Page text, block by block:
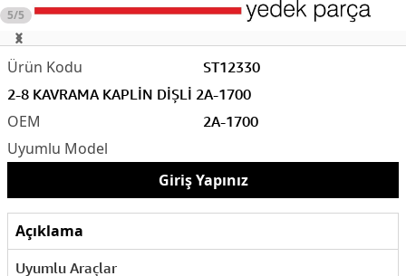
5/5
ST12330
2A-1700
2-8 KAVRAMA KAPLİN DİŞLİ 2A-1700
Giriş Yapınız
Açıklama
Uyumlu Araçlar